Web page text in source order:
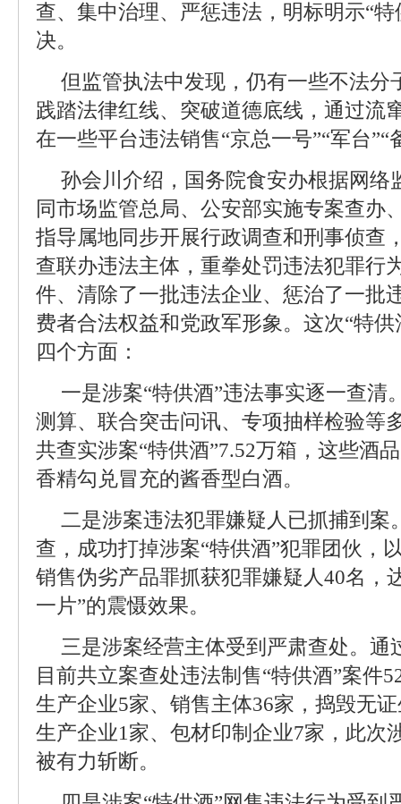
查、集中治理、严惩违法，明标明示“
决。
但监管执法中发现，仍有一些不法分
践踏法律红线、突破道德底线，通过流
在一些平台违法销售“京总一号”“军台”“
孙会川介绍，国务院食安办根据网络
同市场监管总局、公安部实施专案查办
指导属地同步开展行政调查和刑事侦查
查联办违法主体，重拳处罚违法犯罪行
件、清除了一批违法企业、惩治了一批
费者合法权益和党政军形象。这次“特
四个方面：
一是涉案“特供酒”违法事实逐一查清
测算、联合突击问讯、专项抽样检验等
共查实涉案“特供酒”7.52万箱，这些酒
香精勾兑冒充的酱香型白酒。
二是涉案违法犯罪嫌疑人已抓捕到案
查，成功打掉涉案“特供酒”犯罪团伙，
销售伪劣产品罪抓获犯罪嫌疑人40名，
一片”的震慑效果。
三是涉案经营主体受到严肃查处。通
目前共立案查处违法制售“特供酒”案件
生产企业5家、销售主体36家，捣毁无
生产企业1家、包材印制企业7家，此次
被有力斩断。